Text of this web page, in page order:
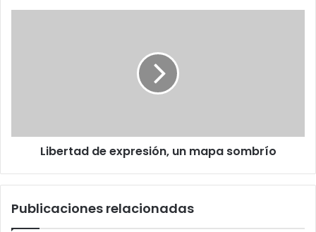
Libertad de expresión, un mapa sombrío
Publicaciones relacionadas